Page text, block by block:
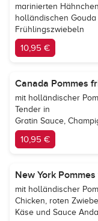
marinierten
holländischen Gouda
Frühlingszwiebeln
10,95 €
Canada Pommes
mit holländischer
Tender in
Gratin Sauce,
10,95 €
New York
mit holländischer
Chicken, roten
Käse und Sauce